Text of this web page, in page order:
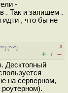
-
. Так и запишем .
идти , что бы не
^^] [^^^]
–3
+ / –
Десктопный
на серверном,